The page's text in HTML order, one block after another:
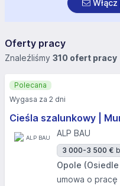
Oferty pracy
Znaleźliśmy 310 ofert pracy
Cieśla szalunkowy |
ALP BAU
3 000-3 500 €
Opole
umowa o pracę
Polecana
Wygasa za 2 dni